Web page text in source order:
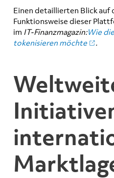
Einen detaillierten Blick auf
Funktionsweise dieser
im IT-Finanzmagazin:Wie
tokenisieren möchte
.